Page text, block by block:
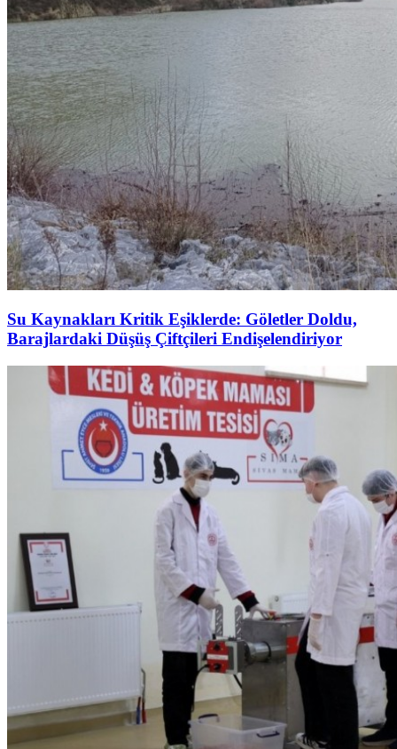
Su Kaynakları Kritik Eşiklerde: Göletler Doldu,
Barajlardaki Düşüş Çiftçileri Endişelendiriyor